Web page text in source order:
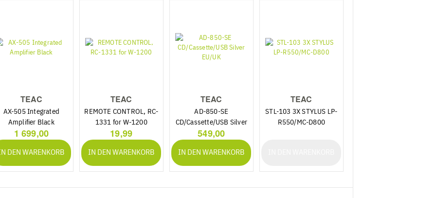
TEAC
AX-505 Integrated
Amplifier Black
1 699,00
DEN WARENKORB
TEAC
REMOTE CONTROL, RC-
1331 for W-1200
19,99
IN DEN WARENKORB
TEAC
AD-850-SE
CD/Cassette/USB Silver
EU/UK
549,00
IN DEN WARENKORB
TEAC
STL-103 3X STYLUS LP-
R550/MC-D800